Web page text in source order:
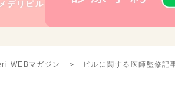
WEBマガジン ピルに関する医師監修記